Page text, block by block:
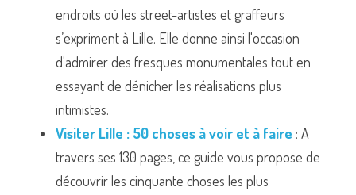
endroits où les street-artistes et graffeurs
s’expriment à Lille. Elle donne ainsi l'occasion
d'admirer des fresques monumentales tout en
essayant de dénicher les réalisations plus
intimistes.
Visiter Lille : 50 choses à voir et à faire : A
travers ses 130 pages, ce guide vous propose de
découvrir les cinquante choses les plus